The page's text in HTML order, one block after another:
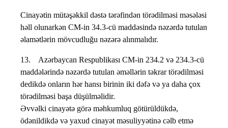
Cinayətin mütəşəkkil dəstə tərəfindən törədilməsi məsələsi
həll olunarkən CM-in 34.3-cü maddəsində nəzərdə tutulan
əlamətlərin mövcudluğu nəzərə alınmalıdır.
13. Azərbaycan Respublikası CM-in 234.2 və 234.3-cü
maddələrində nəzərdə tutulan əməllərin təkrar törədilməsi
dedikdə onların hər hansı birinin iki dəfə və ya daha çox
törədilməsi başa düşülməlidir.
Əvvəlki cinayətə görə məhkumluq götürüldükdə,
ödənildikdə və yaxud cinayət məsuliyyətinə cəlb etmə